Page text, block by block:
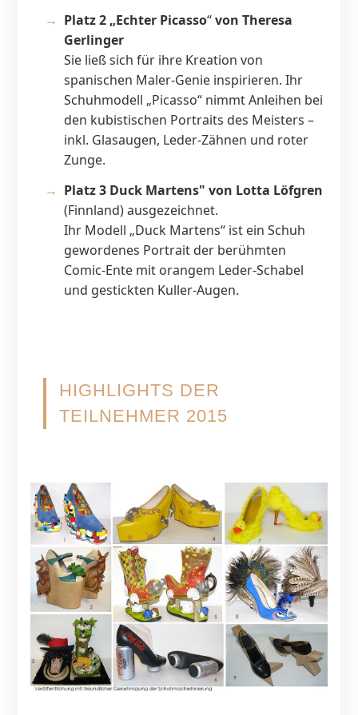
Platz 2 „Echter Picasso“von Theresa
Gerlinger
Sie ließ sich für ihre Kreation von
spanischen Maler-Genie inspirieren. Ihr
Schuhmodell „Picasso“ nimmt Anleihen bei
den kubistischen Portraits des Meisters –
inkl. Glasaugen, Leder-Zähnen und roter
Zunge.
Platz 3 Duck Martens" von Lotta Löfgren
(Finnland) ausgezeichnet.
Ihr Modell „Duck Martens“ ist ein Schuh
gewordenes Portrait der berühmten
Comic-Ente mit orangem Leder-Schabel
und gestickten Kuller-Augen.
HIGHLIGHTS DER
TEILNEHMER 2015